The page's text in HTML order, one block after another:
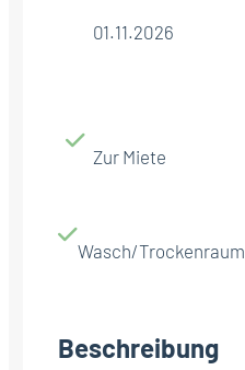
01.11.2026
Zur Miete
Wasch/Trockenraum
Beschreibung